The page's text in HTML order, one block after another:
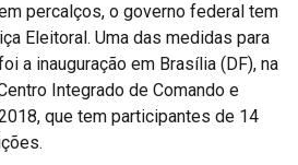
percalços, o governo federal tem
Eleitoral. Uma das medidas para
a inauguração em Brasília (DF), na
Integrado de Comando e
que tem participantes de 14